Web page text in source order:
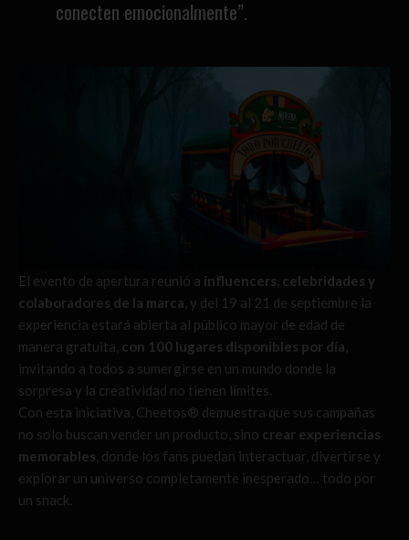
conecten emocionalmente”.
El evento de apertura reunió a influencers, celebridades y
colaboradores de la marca , y del 19 al 21 de septiembre la
experiencia estará abierta al público mayor de edad de
manera gratuita, con 100 lugares disponibles por día
invitando a todos a sumergirse en un mundo donde la
sorpresa y la creatividad no tienen límites.
Con esta iniciativa, Cheetos® demuestra que sus campañas
no solo buscan vender un producto, sino crear experiencias
memorables , donde los fans puedan interactuar, divertirse y
explorar un universo completamente inesperado… todo por
un snack.